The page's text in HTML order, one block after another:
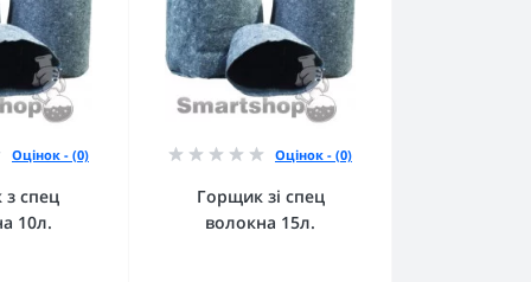
Оцінок - (0)
спец
10л.
Оцінок - (0)
Горщик зі спец
волокна 15л.